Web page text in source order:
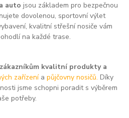
auto jsou základem pro bezpečnou
dovolenou, sportovní výlet
kvalitní střešní nosiče vám
na každé trase.
kvalitní produkty a
zařízení apůjčovny nosičů. Díky
jsme schopni poradit s výběrem
potřeby.